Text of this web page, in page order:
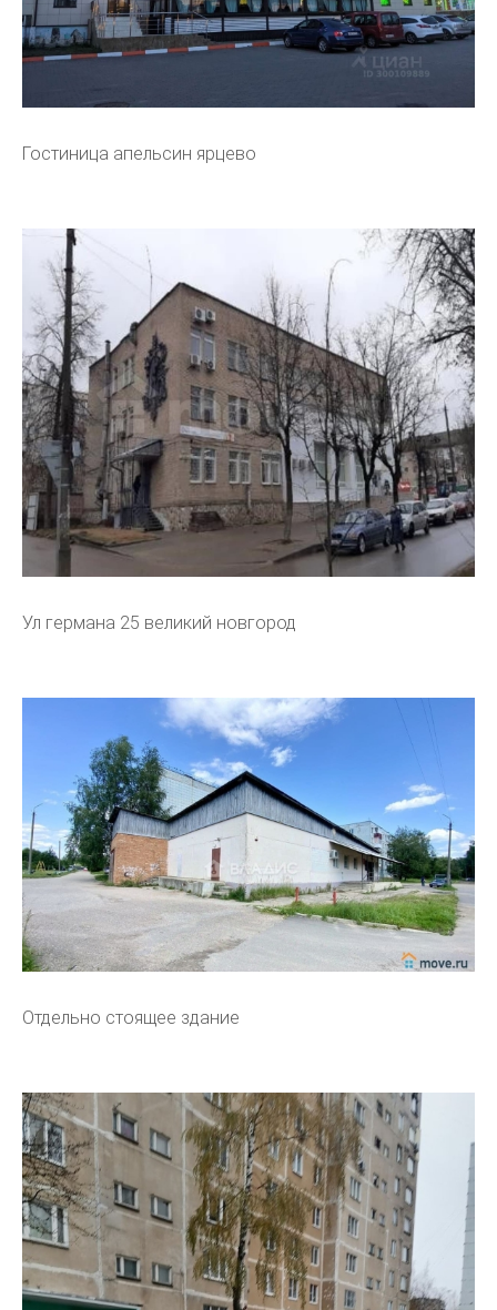
Гостиница апельсин ярцево
Ул германа 25 великий новгород
Отдельно стоящее здание